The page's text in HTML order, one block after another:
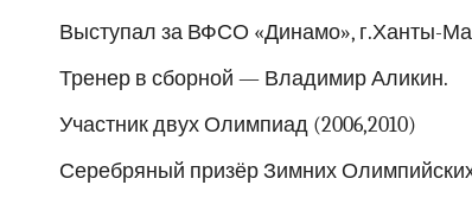
Выступал за ВФСО «Динамо», г.Ханты-
Тренер в сборной — Владимир Аликин.
Участник двух Олимпиад (2006,2010)
Серебряный призёр Зимних Олимпийских